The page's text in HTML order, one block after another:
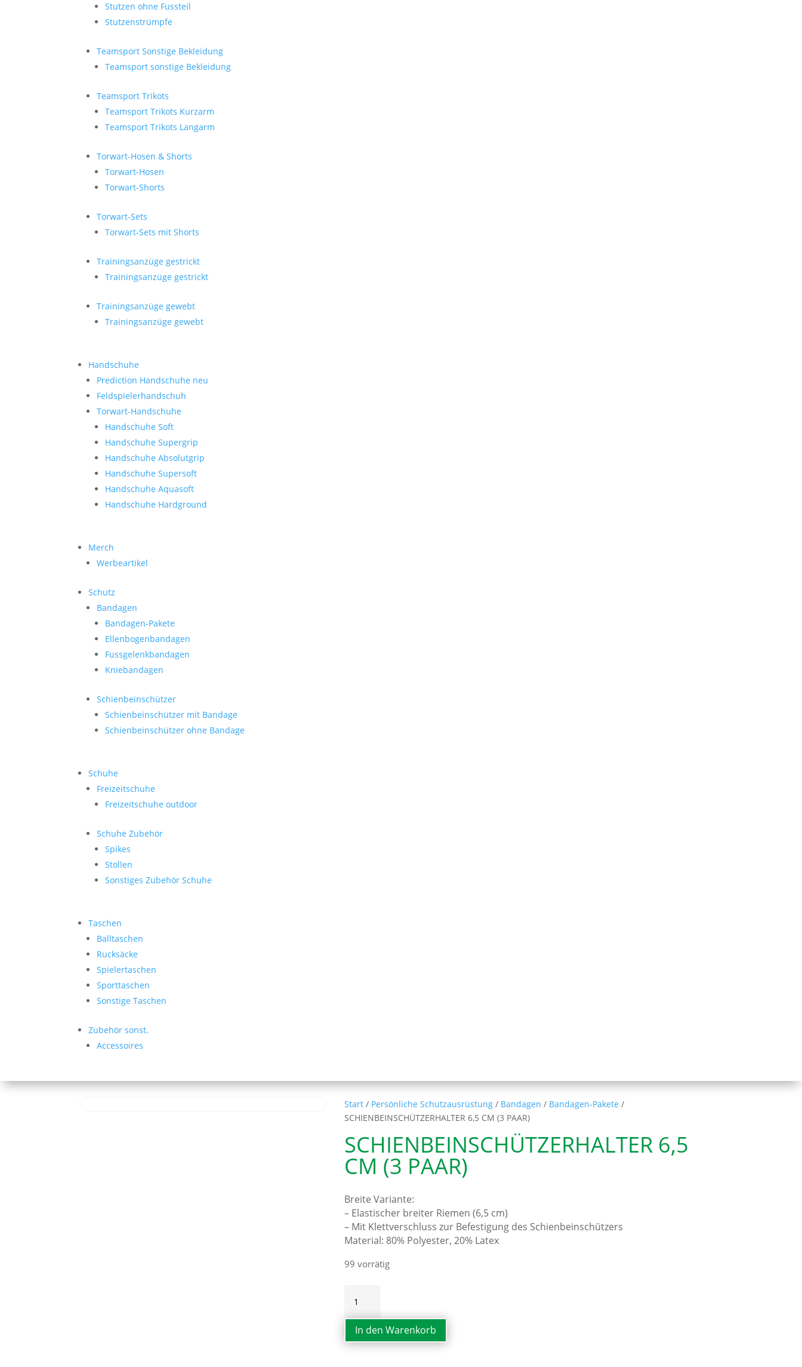
Stutzen ohne Fussteil
Stutzenstrümpfe
Teamsport Sonstige Bekleidung
Teamsport sonstige Bekleidung
Teamsport Trikots
Teamsport Trikots Kurzarm
Teamsport Trikots Langarm
Torwart-Hosen & Shorts
Torwart-Hosen
Torwart-Shorts
Torwart-Sets
Torwart-Sets mit Shorts
Trainingsanzüge gestrickt
Trainingsanzüge gestrickt
Trainingsanzüge gewebt
Trainingsanzüge gewebt
Handschuhe
Prediction Handschuhe neu
Feldspielerhandschuh
Torwart-Handschuhe
Handschuhe Soft
Handschuhe Supergrip
Handschuhe Absolutgrip
Handschuhe Supersoft
Handschuhe Aquasoft
Handschuhe Hardground
Merch
Werbeartikel
Schutz
Bandagen
Bandagen-Pakete
Ellenbogenbandagen
Fussgelenkbandagen
Kniebandagen
Schienbeinschützer
Schienbeinschützer mit Bandage
Schienbeinschützer ohne Bandage
Schuhe
Freizeitschuhe
Freizeitschuhe outdoor
Schuhe Zubehör
Spikes
Stollen
Sonstiges Zubehör Schuhe
Taschen
Balltaschen
Rucksäcke
Spielertaschen
Sporttaschen
Sonstige Taschen
Zubehör sonst.
Accessoires
Start / Persönliche Schutzausrüstung / Bandagen / Bandagen-Pakete /
SCHIENBEINSCHÜTZERHALTER 6,5 CM (3 PAAR)
SCHIENBEINSCHÜTZERHALTER 6,5
CM (3 PAAR)
Breite Variante:
– Elastischer breiter Riemen (6,5 cm)
– Mit Klettverschluss zur Befestigung des Schienbeinschützers
Material: 80% Polyester, 20% Latex
99 vorrätig
CM
PAAR)
In den Warenkorb